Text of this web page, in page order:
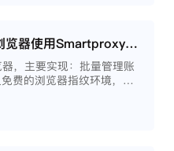
Hubstudio指纹浏览器使用Smartproxy教程
，主要实现：批量管理账
费的浏览器指纹环境，并